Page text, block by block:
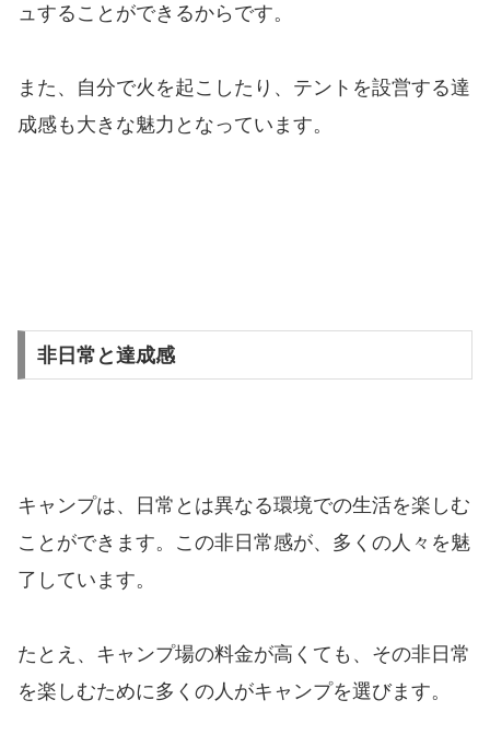
ュすることができるからです。
また、自分で火を起こしたり、テントを設営する達
成感も大きな魅力となっています。
非日常と達成感
キャンプは、日常とは異なる環境での生活を楽しむ
ことができます。この非日常感が、多くの人々を魅
了しています。
たとえ、キャンプ場の料金が高くても、その非日常
を楽しむために多くの人がキャンプを選びます。